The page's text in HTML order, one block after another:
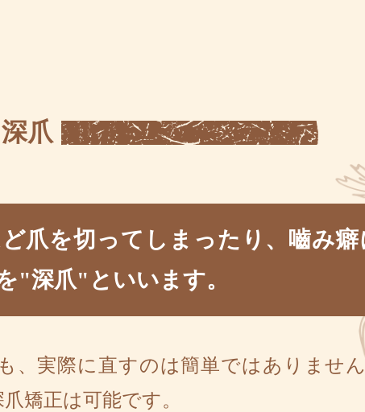
深爪
爪を切ってしまったり、嚙み癖
"深爪"といいます。
、実際に直すのは簡単ではありませ
矯正は可能です。